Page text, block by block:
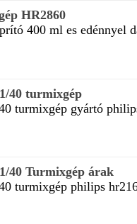
HR2860
400 ml es edénnyel
40 turmixgép
turmixgép gyártó
40 Turmixgép árak
turmixgép philips